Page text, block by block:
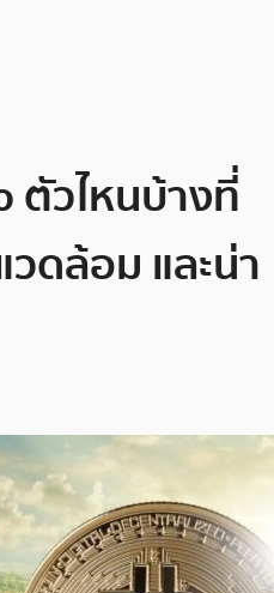
ตัวไหนบ้างที่
ดล้อม และน่า